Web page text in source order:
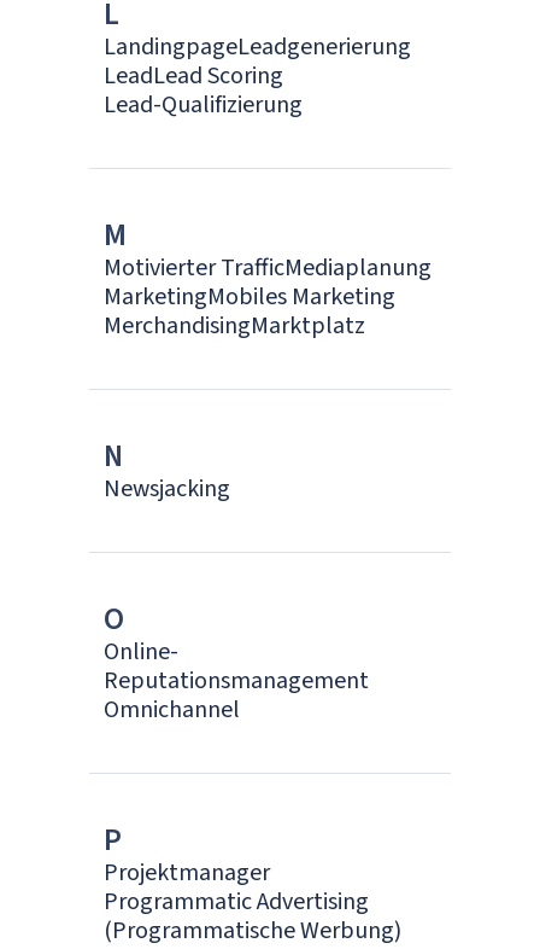
L
LandingpageLeadgenerierung
LeadLead Scoring
Lead-Qualifizierung
M
Motivierter TrafficMediaplanung
MarketingMobiles Marketing
MerchandisingMarktplatz
N
Newsjacking
O
Online-
Reputationsmanagement
Omnichannel
P
Projektmanager
Programmatic Advertising
(Programmatische Werbung)